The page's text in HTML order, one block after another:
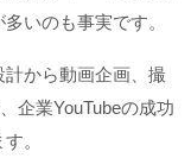
いのも事実です。
から動画企画、撮
企業YouTubeの成功
。